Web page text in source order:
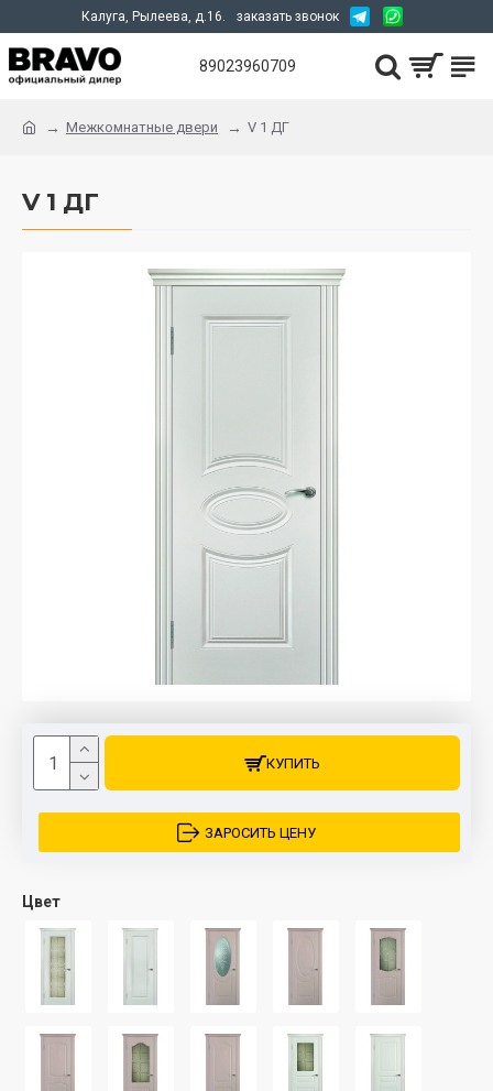
Калуга, Рылеева, д.16. заказать звонок
89023960709
Межкомнатные двери V 1 ДГ
V 1 ДГ
Цвет
КУПИТЬ
ЗАРОСИТЬ ЦЕНУ